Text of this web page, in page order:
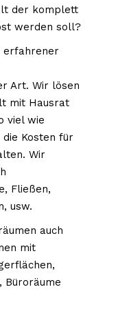
der komplett
werden soll?
erfahrener
Art. Wir lösen
mit Hausrat
viel wie
Kosten für
Wir
Fließen,
usw.
auch
mit
Büroräume